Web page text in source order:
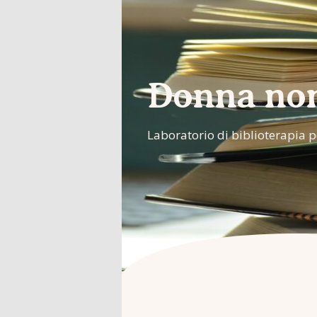
Donna
Laboratorio di biblioterapia